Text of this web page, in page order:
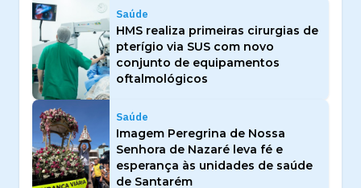
Saúde
HMS realiza primeiras cirurgias de
pterígio via SUS com novo
conjunto de equipamentos
oftalmológicos
Saúde
Imagem Peregrina de Nossa
Senhora de Nazaré leva fé e
esperança às unidades de saúde
de Santarém